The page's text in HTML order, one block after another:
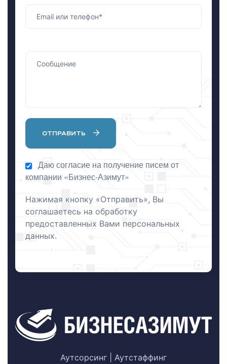
ОТПРАВИТЬ
Даю согласие на получение писем от
компании «Бизнес-Азимут»
Нажимая кнопку «Отправить», Вы
соглашаетесь на обработку
предоставленных Вами персональных
данных.
Аутсорсинг | Аутстаффинг